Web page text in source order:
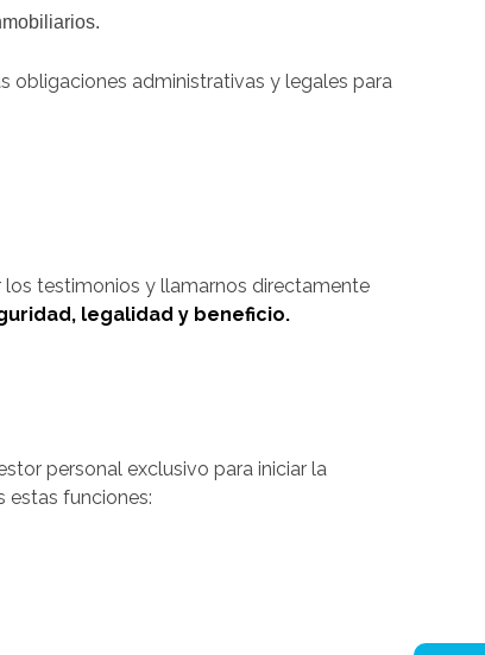
obligaciones administrativas y legales para
los testimonios y llamarnos directamente
legalidad y beneficio.
personal exclusivo para iniciar la
estas funciones: